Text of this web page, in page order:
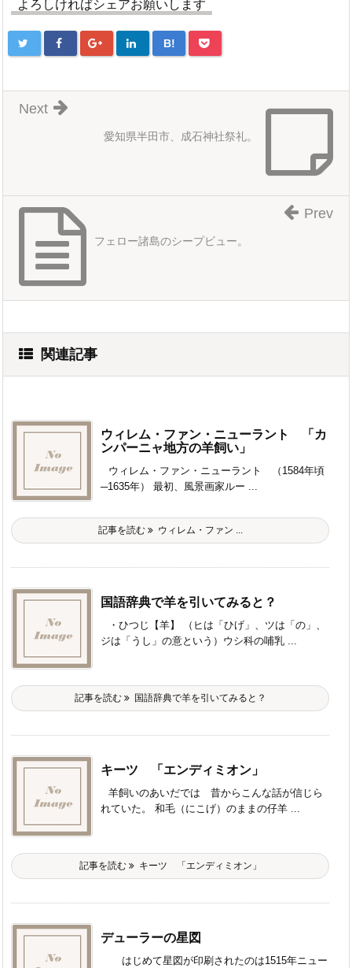
よろしければシェアお願いします
B!
愛知県半田市、成石神社祭礼。
Next
フェロー諸島のシープビュー。
Prev
関連記事
ウィレム・ファン・ニューラント 「カ
ンパーニャ地方の羊飼い」
ウィレム・ファン・ニューラント （1584年頃
─1635年） 最初、風景画家ルー ...
記事を読む ウィレム・ファン ...
国語辞典で羊を引いてみると？
・ひつじ【羊】 （ヒは「ひげ」、ツは「の」、
ジは「うし」の意という）ウシ科の哺乳 ...
記事を読む 国語辞典で羊を引いてみると？
キーツ 「エンディミオン」
羊飼いのあいだでは 昔からこんな話が信じら
れていた。 和毛（にこげ）のままの仔羊 ...
記事を読む キーツ 「エンディミオン」
デューラーの星図
はじめて星図が印刷されたのは1515年ニュー